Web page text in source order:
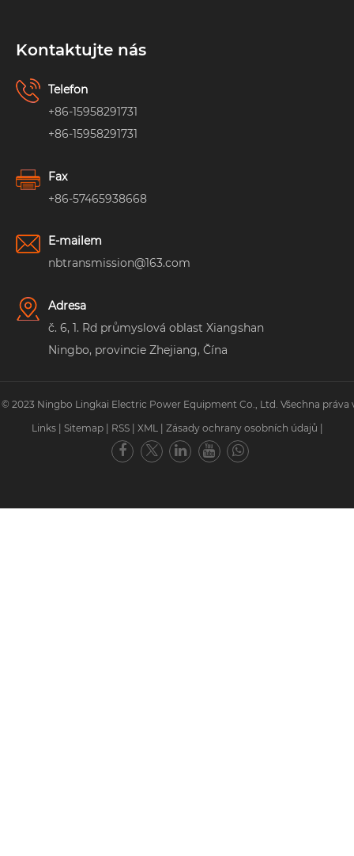
Kontaktujte nás
Telefon
+86-15958291731
+86-15958291731
Fax
+86-57465938668
E-mailem
nbtransmission@163.com
Adresa
č. 6, 1. Rd průmyslová oblast Xiangshan
Ningbo, provincie Zhejiang, Čína
2023 Ningbo Lingkai Electric Power Equipment Co., Ltd. Všechna práva
Links | Sitemap | RSS | XML | Zásady ochrany osobních údajů |